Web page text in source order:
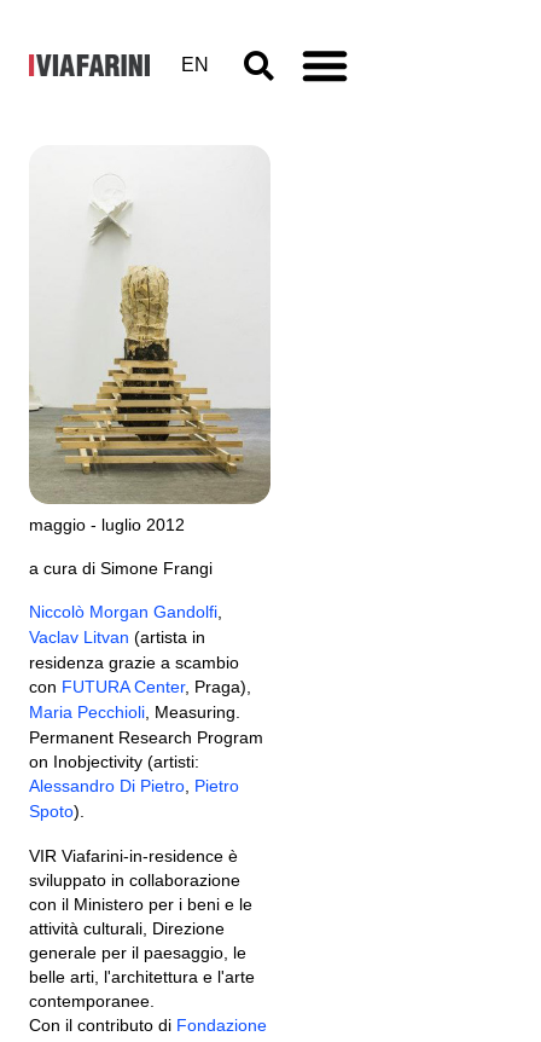
EN
VIR
Viafarini-in-
residence,
Open
Studio
maggio - luglio 2012
a cura di Simone Frangi
Niccolò Morgan Gandolfi
Vaclav Litvan (artista in
residenza grazie a scambio
con FUTURA Center, Praga),
Maria Pecchioli , Measuring.
Permanent Research Program
on Inobjectivity (artisti:
Alessandro Di Pietro Pietro
Spoto).
VIR Viafarini-in-residence è
sviluppato in collaborazione
con il Ministero per i beni e le
attività culturali, Direzione
generale per il paesaggio, le
belle arti, l'architettura e l'arte
contemporanee.
Con il contributo di Fondazione